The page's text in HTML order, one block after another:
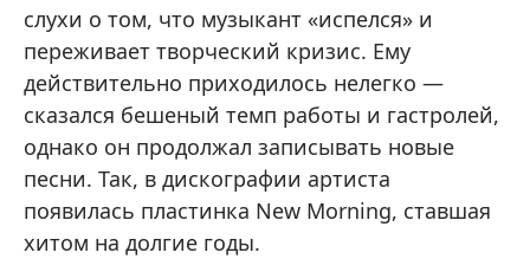
слухи о том, что музыкант «испелся» и
переживает творческий кризис. Ему
действительно приходилось нелегко —
сказался бешеный темп работы и гастролей,
однако он продолжал записывать новые
песни. Так, в дискографии артиста
появилась пластинка New Morning, ставшая
хитом на долгие годы.